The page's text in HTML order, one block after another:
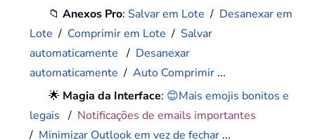
📁Anexos Pro: Salvar em Lote / Desanexar em
Lote / Comprimir em Lote / Salvar
automaticamente / Desanexar
automaticamente /Auto Comprimir ...
🌟 Magia da Interface: 😊Mais emojis bonitos e
legais / Notificações de emails importantes
/ Minimizar Outlook em vez de fechar ...